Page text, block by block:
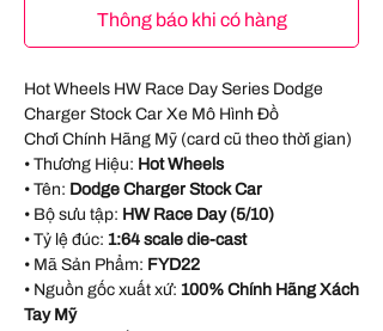
Thông báo khi có hàng
Hot Wheels HW Race Day Series Dodge
Charger Stock Car Xe Mô Hình Đồ
Chơi Chính Hãng Mỹ (card cũ theo thời gian)
• Thương Hiệu: Hot Wheels
• Tên: Dodge Charger Stock Car
• Bộ sưu tập: HW Race Day (5/10)
• Tỷ lệ đúc: 1:64 scale die-cast
• Mã Sản Phẩm: FYD22
• Nguồn gốc xuất xứ: 100% Chính Hãng Xách
Tay Mỹ